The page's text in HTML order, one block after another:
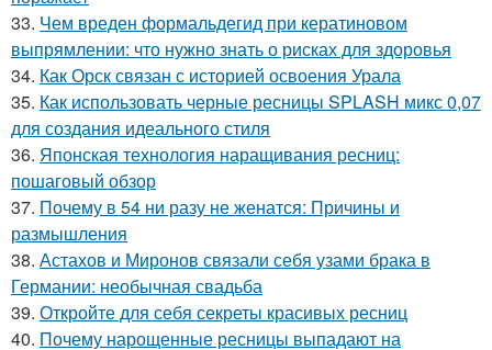
33. Чем вреден формальдегид при кератиновом
выпрямлении: что нужно знать о рисках для здоровья
34. Как Орск связан с историей освоения Урала
35. Как использовать черные ресницы SPLASH микс 0,07
для создания идеального стиля
36. Японская технология наращивания ресниц:
пошаговый обзор
37. Почему в 54 ни разу не женатся: Причины и
размышления
38. Астахов и Миронов связали себя узами брака в
Германии: необычная свадьба
39. Откройте для себя секреты красивых ресниц
40. Почему нарощенные ресницы выпадают на